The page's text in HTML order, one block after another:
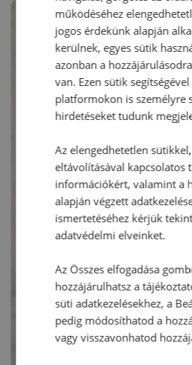
működéséhez
jogos érdekünk alapján
kerülnek, egyes sütik
azonban a
van. Ezen sütik
platformokon is személyre
hirdetéseket tudunk
Az elengedhetetlen
eltávolításával kapcsolatos
információkért, valamint a
alapján végzett
ismertetéséhez kérjük
adatvédelmi elveinket.
Az Összes elfogadása
hozzájárulhatsz a
süti adatkezelésekhez, a
pedig módosíthatod a
vagy visszavonhatod